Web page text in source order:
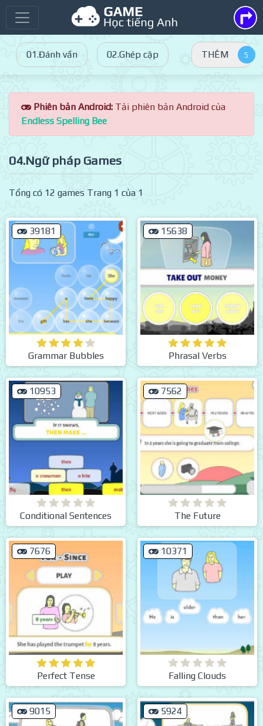
01.Đánh vần 02.Ghép cặp THÊM
Phiên bản Android: Tải phiên bản Android của
Endless Spelling Bee
04.Ngữ pháp Games
Tổng có 12 games Trang 1 của 1
39181
Grammar Bubbles
15638
Phrasal Verbs
10953
Conditional Sentences
7562
The Future
7676
Perfect Tense
10371
Falling Clouds
9015 5924